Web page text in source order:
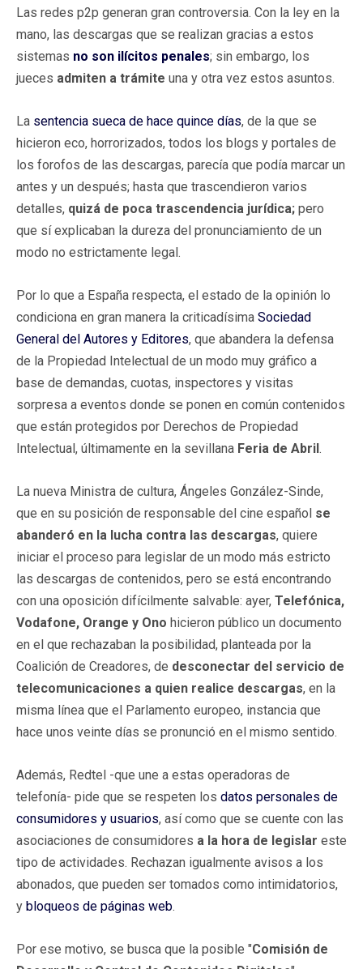
Las redes p2p generan gran controversia. Con la ley en la
mano, las descargas que se realizan gracias a estos
sistemas no son ilícitos penales; sin embargo, los
jueces admiten a trámite una y otra vez estos asuntos.
La sentencia sueca de hace quince días, de la que se
hicieron eco, horrorizados, todos los blogs y portales de
los forofos de las descargas, parecía que podía marcar un
antes y un después; hasta que trascendieron varios
detalles, quizá de poca trascendencia jurídica; pero
que sí explicaban la dureza del pronunciamiento de un
modo no estrictamente legal.
Por lo que a España respecta, el estado de la opinión lo
condiciona en gran manera la criticadísima Sociedad
General del Autores y Editores, que abandera la defensa
de la Propiedad Intelectual de un modo muy gráfico a
base de demandas, cuotas, inspectores y visitas
sorpresa a eventos donde se ponen en común contenidos
que están protegidos por Derechos de Propiedad
Intelectual, últimamente en la sevillana Feria de Abril.
La nueva Ministra de cultura, Ángeles González-Sinde,
que en su posición de responsable del cine español se
abanderó en la lucha contra las descargas, quiere
iniciar el proceso para legislar de un modo más estricto
las descargas de contenidos, pero se está encontrando
con una oposición difícilmente salvable: ayer, Telefónica,
Vodafone, Orange y Ono hicieron público un documento
en el que rechazaban la posibilidad, planteada por la
Coalición de Creadores, de desconectar del servicio de
telecomunicaciones a quien realice descargas, en la
misma línea que el Parlamento europeo, instancia que
hace unos veinte días se pronunció en el mismo sentido.
Además, Redtel -que une a estas operadoras de
telefonía- pide que se respeten los datos personales de
consumidores y usuarios, así como que se cuente con las
asociaciones de consumidores a la hora de legislar este
tipo de actividades. Rechazan igualmente avisos a los
abonados, que pueden ser tomados como intimidatorios,
y bloqueos de páginas web.
Por ese motivo, se busca que la posible "Comisión de